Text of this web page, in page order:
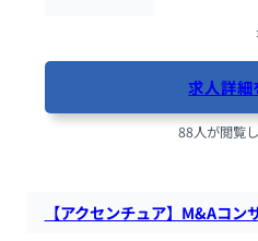
求人詳細
88人が閲覧
【アクセンチュア】M&Aコン